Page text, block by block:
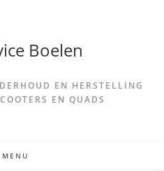
Boelen
EN HERSTELLING
EN QUADS
MENU